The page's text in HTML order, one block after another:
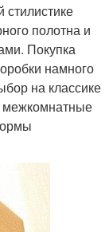
полотна и
Покупка
намного
на классике
межкомнатные